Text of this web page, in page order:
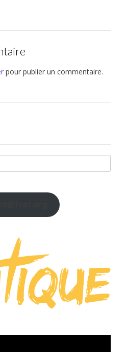
pour publier un commentaire.